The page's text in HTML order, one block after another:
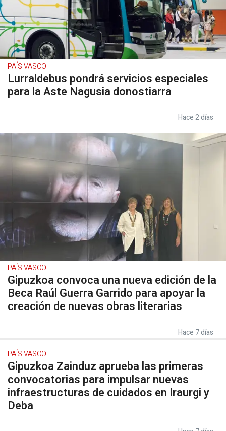
PAÍS VASCO
Lurraldebus pondrá servicios especiales
para la Aste Nagusia donostiarra
Hace 2 días
PAÍS VASCO
Gipuzkoa convoca una nueva edición de la
Beca Raúl Guerra Garrido para apoyar la
creación de nuevas obras literarias
Hace 7 días
PAÍS VASCO
Gipuzkoa Zainduz aprueba las primeras
convocatorias para impulsar nuevas
infraestructuras de cuidados en Iraurgi y
Deba